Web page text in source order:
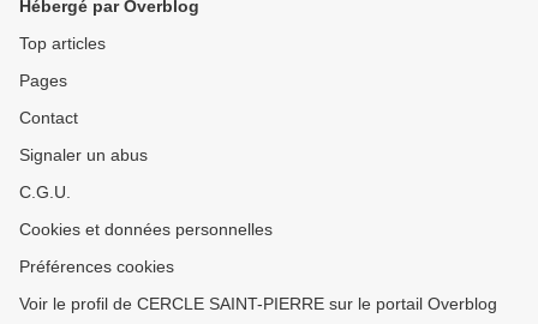
Hébergé par Overblog
Top articles
Pages
Contact
Signaler un abus
C.G.U.
Cookies et données personnelles
Préférences cookies
Voir le profil de CERCLE SAINT-PIERRE sur le portail Overblog